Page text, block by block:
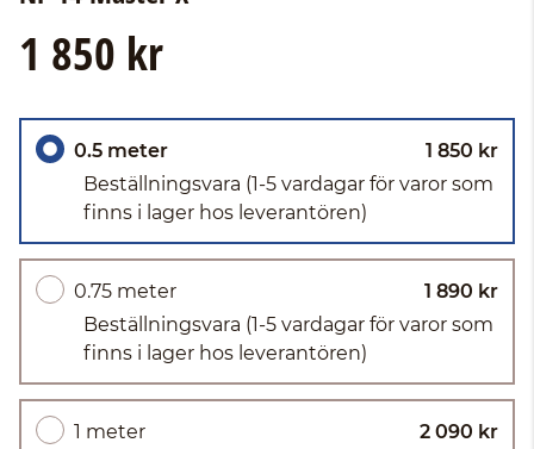
1 850 kr
0.5 meter
1 850 kr
Beställningsvara (1-5 vardagar för varor som
finns i lager hos leverantören)
0.75 meter
1 890 kr
Beställningsvara (1-5 vardagar för varor som
finns i lager hos leverantören)
1 meter
2 090 kr